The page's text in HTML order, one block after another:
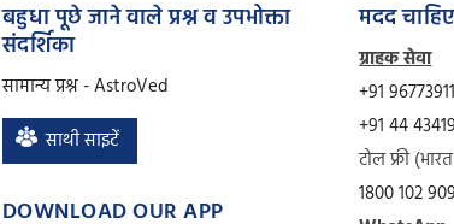
बहुधा पूछे जाने वाले प्रश्न व उपभोक्ता
संदर्शिका
सामान्य प्रश्न - AstroVed
साथी साइटें
DOWNLOAD OUR APP
मदद
ग्राहक सेवा
+91
+91 44
टोल फ्री
1800 102